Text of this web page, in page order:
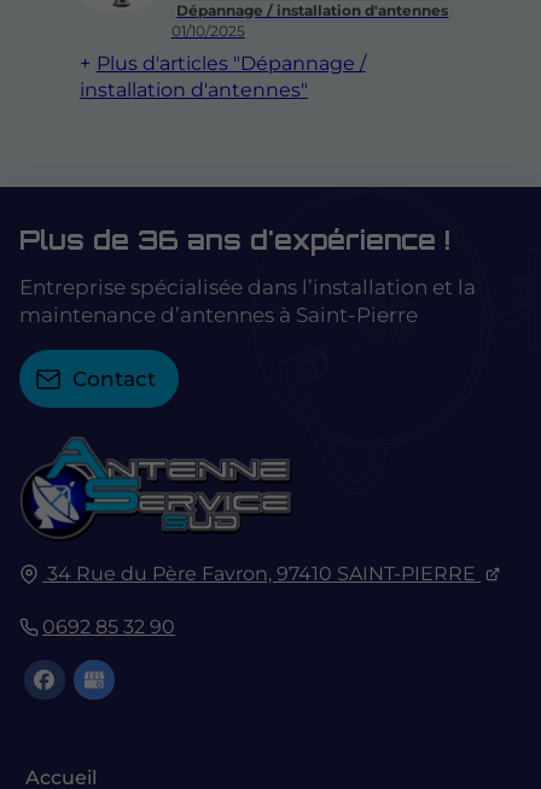
Dépannage / installation d'antennes
01/10/2025
Plus d'articles "Dépannage /
installation d'antennes"
34 Rue du Père Favron,97410 SAINT-PIERRE
0692 85 32 90
Accueil
Plus de 36 ans d'expérience !
Entreprise spécialisée dans l’installation et la
maintenance d’antennes à Saint-Pierre
Contact